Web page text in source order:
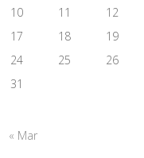
10
11 12
17
18 19
24
25 26
31
« Mar